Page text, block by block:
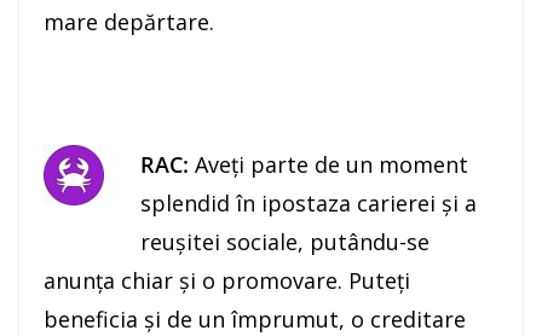
mare depărtare.
RAC: Aveţi parte de un moment
splendid în ipostaza carierei şi a
reuşitei sociale, putându-se
anunţa chiar şi o promovare. Puteţi
beneficia şi de un împrumut, o creditare